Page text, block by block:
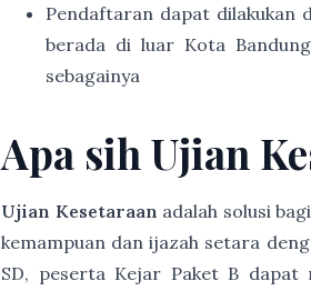
Pendaftaran dapat dilakukan
berada di luar Kota
sebagainya
Apa sih Ujian
Ujian Kesetaraan adalah solusi
kemampuan dan ijazah setara
SD, peserta Kejar Paket B